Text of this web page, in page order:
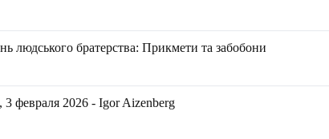
людського братерства: Прикмети та забобони
февраля 2026 - Igor Aizenberg